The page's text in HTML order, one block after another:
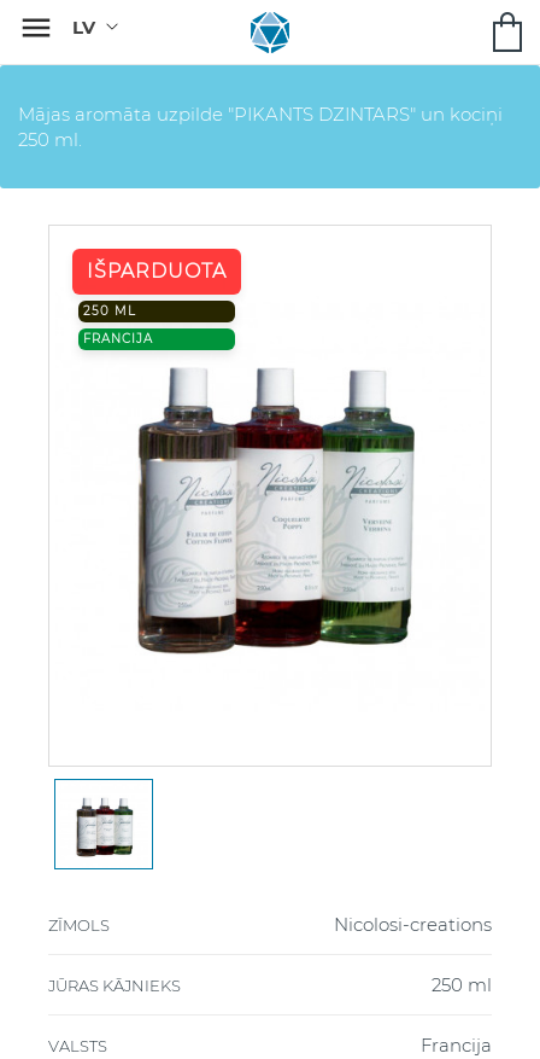

Mājas aromāta uzpilde "PIKANTS DZINTARS" un kociņi
250 ml.
IŠPARDUOTA
250 ML
FRANCIJA
ZĪMOLS Nicolosi-creations
JŪRAS KĀJNIEKS 250 ml
VALSTS Francija